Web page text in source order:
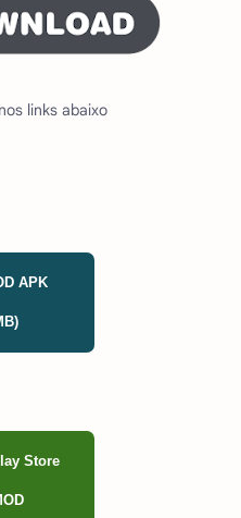
links abaixo
APK
Store